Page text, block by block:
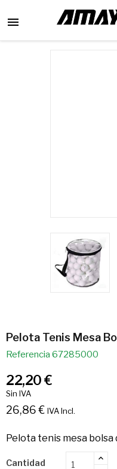

Pelota Tenis Mesa
Referencia 67285000
22,20 €
Sin IVA
26,86 € IVA Incl.
Pelota tenis mesa bolsa
Cantidad